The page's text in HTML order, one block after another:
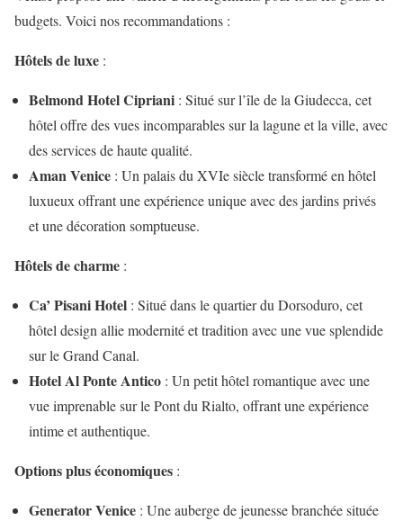
budgets. Voici nos recommandations :
Hôtels de luxe :
Belmond Hotel Cipriani : Situé sur l’île de la Giudecca, cet
hôtel offre des vues incomparables sur la lagune et la ville, avec
des services de haute qualité.
Aman Venice : Un palais du XVIe siècle transformé en hôtel
luxueux offrant une expérience unique avec des jardins privés
et une décoration somptueuse.
Hôtels de charme :
Ca’ Pisani Hotel : Situé dans le quartier du Dorsoduro, cet
hôtel design allie modernité et tradition avec une vue splendide
sur le Grand Canal.
Hotel Al Ponte Antico : Un petit hôtel romantique avec une
vue imprenable sur le Pont du Rialto, offrant une expérience
intime et authentique.
Options plus économiques :
Generator Venice : Une auberge de jeunesse branchée située